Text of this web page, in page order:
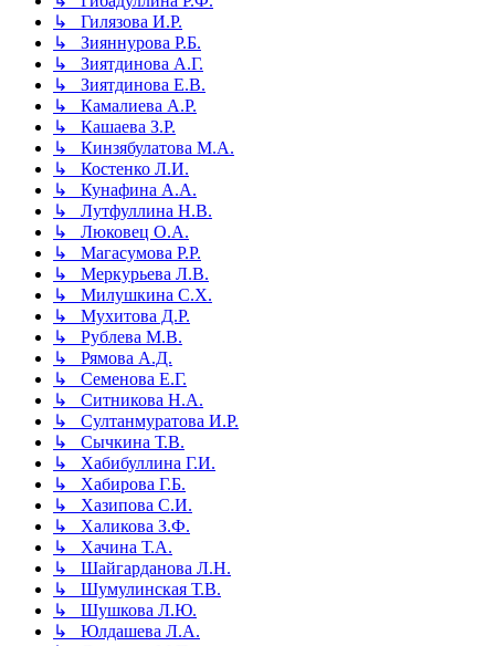
↳ Гилязова И.Р.
↳ Зияннурова Р.Б.
↳ Зиятдинова А.Г.
↳ Зиятдинова Е.В.
↳ Камалиева А.Р.
↳ Кашаева З.Р.
↳ Кинзябулатова М.А.
↳ Костенко Л.И.
↳ Кунафина А.А.
↳ Лутфуллина Н.В.
↳ Люковец О.А.
↳ Магасумова Р.Р.
↳ Меркурьева Л.В.
↳ Милушкина С.Х.
↳ Мухитова Д.Р.
↳ Рублева М.В.
↳ Рямова А.Д.
↳ Семенова Е.Г.
↳ Ситникова Н.А.
↳ Султанмуратова И.Р.
↳ Сычкина Т.В.
↳ Хабибуллина Г.И.
↳ Хабирова Г.Б.
↳ Хазипова С.И.
↳ Халикова З.Ф.
↳ Хачина Т.А.
↳ Шайгарданова Л.Н.
↳ Шумулинская Т.В.
↳ Шушкова Л.Ю.
↳ Юлдашева Л.А.